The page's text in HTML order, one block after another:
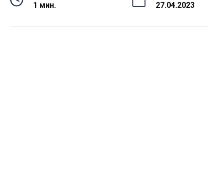
1 мин. 27.04.2023